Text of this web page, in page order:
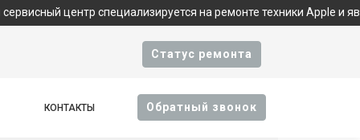
специализируется на ремонте техники Apple и
Cтатус ремонта
КОНТАКТЫ Oбратный звонок